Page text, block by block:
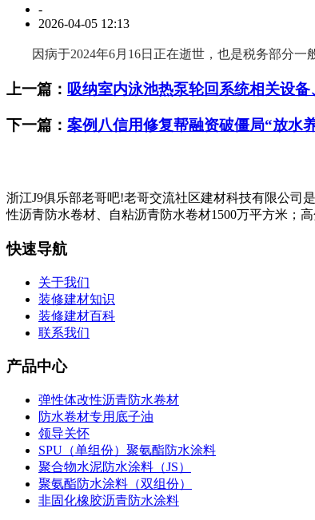
-
2026-04-05 12:13
因病于2024年6月16日正在逝世，也是税务部分一
上一篇： 吸纳室内泳池热泵轮回系统相关设
下一篇： 案例八信用修复帮融资破僵局“放水
浙江J9俱乐部老哥吧!老哥交流社区建材科技有限公司
性沥青防水卷材、自粘沥青防水卷材1500万平方米；
快速导航
关于我们
装修建材知识
装修建材百科
联系我们
产品中心
弹性体改性沥青防水卷材
防水卷材专用底子油
领导关怀
SPU（单组份）聚氨酯防水涂料
聚合物水泥防水涂料（JS）
聚氨酯防水涂料（双组份）
非固化橡胶沥青防水涂料